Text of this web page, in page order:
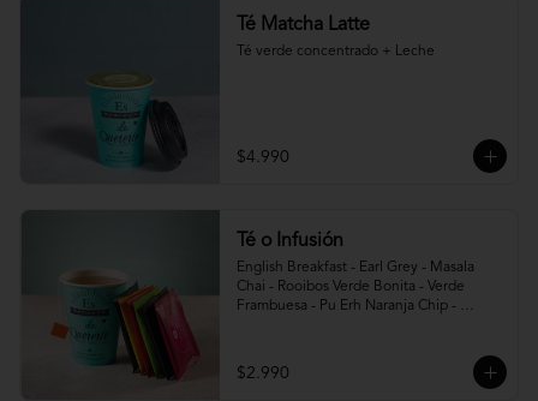
Té Matcha Latte
Té verde concentrado + Leche
$4.990
Té o Infusión
English Breakfast - Earl Grey - Masala
Chai - Rooibos Verde Bonita - Verde
Frambuesa - Pu Erh Naranja Chip -
$2.990